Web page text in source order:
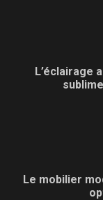
L’éclairage
Le mobilier